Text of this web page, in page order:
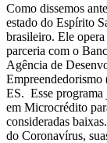
Como dissemos
estado do Espírito
brasileiro. Ele
parceria com o
Agência de
Empreendedorismo
ES. Esse
em Microcrédito
consideradas
do Coronavírus,